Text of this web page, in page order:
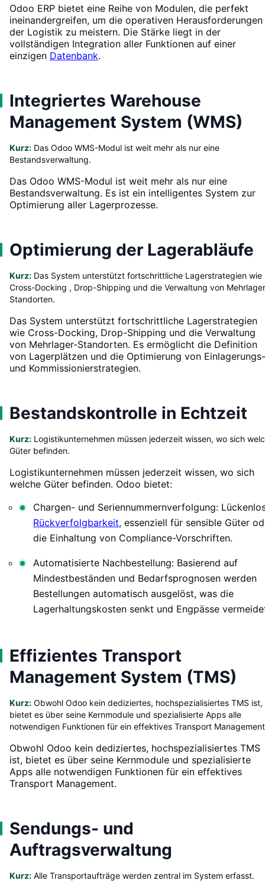
Odoo ERP bietet eine Reihe von Modulen, die perfekt
ineinandergreifen, um die operativen Herausforderungen
der Logistik zu meistern. Die Stärke liegt in der
vollständigen Integration aller Funktionen auf einer
einzigen Datenbank.
Integriertes Warehouse
Management System (WMS)
Kurz: Das Odoo WMS-Modul ist weit mehr als nur eine
Bestandsverwaltung.
Das Odoo WMS-Modul ist weit mehr als nur eine
Bestandsverwaltung. Es ist ein intelligentes System zur
Optimierung aller Lagerprozesse.
Optimierung der Lagerabläufe
Kurz: Das System unterstützt fortschrittliche Lagerstrategien wie
Cross-Docking , Drop-Shipping und die Verwaltung von
Standorten.
Das System unterstützt fortschrittliche Lagerstrategien
wie Cross-Docking, Drop-Shipping und die Verwaltung
von Mehrlager-Standorten. Es ermöglicht die Definition
von Lagerplätzen und die Optimierung von Einlagerungs-
und Kommissionierstrategien.
Bestandskontrolle in Echtzeit
Kurz: Logistikunternehmen müssen jederzeit wissen, wo sich
Güter befinden.
Logistikunternehmen müssen jederzeit wissen, wo sich
welche Güter befinden. Odoo bietet:
Chargen- und Seriennummernverfolgung:
Rückverfolgbarkeit, essenziell für sensible Güter
die Einhaltung von Compliance-Vorschriften.
Automatisierte Nachbestellung: Basierend auf
Mindestbeständen und Bedarfsprognosen werden
Bestellungen automatisch ausgelöst, was die
Lagerhaltungskosten senkt und Engpässe
Effizientes Transport
Management System (TMS)
Kurz: Obwohl Odoo kein dediziertes, hochspezialisiertes TMS ist,
bietet es über seine Kernmodule und spezialisierte Apps alle
notwendigen Funktionen für ein effektives Transport
Obwohl Odoo kein dediziertes, hochspezialisiertes TMS
ist, bietet es über seine Kernmodule und spezialisierte
Apps alle notwendigen Funktionen für ein effektives
Transport Management.
Sendungs- und
Auftragsverwaltung
Kurz: Alle Transportaufträge werden zentral im System erfasst.